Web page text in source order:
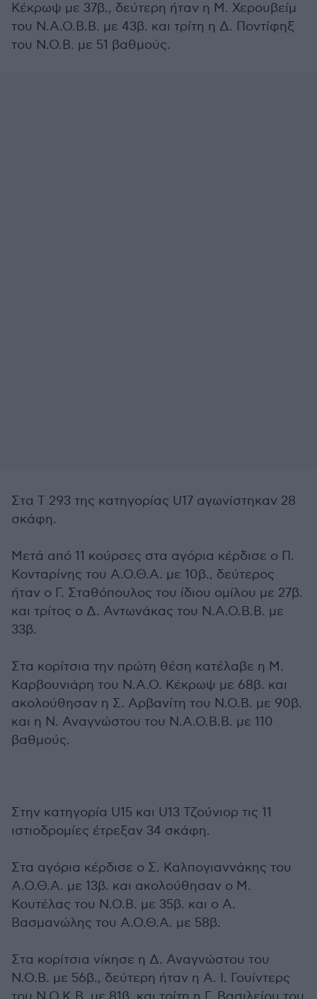
Κέκρωψ με 37β., δεύτερη ήταν η Μ. Χερουβείμ
του Ν.Α.Ο.Β.Β. με 43β. και τρίτη η Δ. Ποντίφηξ
του Ν.Ο.Β. με 51 βαθμούς.
Στα Τ 293 της κατηγορίας U17 αγωνίστηκαν 28
σκάφη.
Μετά από 11 κούρσες στα αγόρια κέρδισε ο Π.
Κονταρίνης του Α.Ο.Θ.Α. με 10β., δεύτερος
ήταν ο Γ. Σταθόπουλος του ίδιου ομίλου με 27β.
και τρίτος ο Δ. Αντωνάκας του Ν.Α.Ο.Β.Β. με
33β.
Στα κορίτσια την πρώτη θέση κατέλαβε η Μ.
Καρβουνιάρη του Ν.Α.Ο. Κέκρωψ με 68β. και
ακολούθησαν η Σ. Αρβανίτη του Ν.Ο.Β. με 90β.
και η Ν. Αναγνώστου του Ν.Α.Ο.Β.Β. με 110
βαθμούς.
Στην κατηγορία U15 και U13 Τζούνιορ τις 11
ιστιοδρομίες έτρεξαν 34 σκάφη.
Στα αγόρια κέρδισε ο Σ. Καλπογιαννάκης του
Α.Ο.Θ.Α. με 13β. και ακολούθησαν ο Μ.
Κουτέλας του Ν.Ο.Β. με 35β. και ο Α.
Βασμανώλης του Α.Ο.Θ.Α. με 58β.
Στα κορίτσια νίκησε η Δ. Αναγνώστου του
Ν.Ο.Β. με 56β., δεύτερη ήταν η Α. Ι. Γουίντερς